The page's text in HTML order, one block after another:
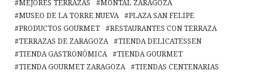
MEJORES TERRAZAS
MONTAL ZARAGOZA
MUSEO DE LA TORRE NUEVA
PLAZA SAN FELIPE
PRODUCTOS GOURMET
RESTAURANTES CON TERRAZA
TERRAZAS DE ZARAGOZA
TIENDA DELICATESSEN
TIENDA GASTRONÓMICA
TIENDA GOURMET
TIENDA GOURMET ZARAGOZA
TIENDAS CENTENARIAS